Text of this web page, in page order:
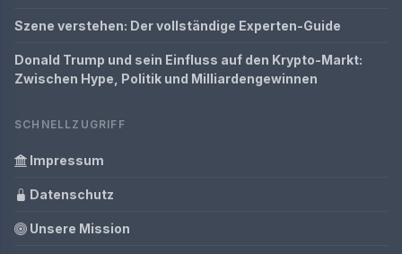
Szene verstehen: Der vollständige Experten-Guide
Donald Trump und sein Einfluss auf den Krypto-Markt:
Zwischen Hype, Politik und Milliardengewinnen
SCHNELLZUGRIFF
Impressum
Datenschutz
Unsere Mission